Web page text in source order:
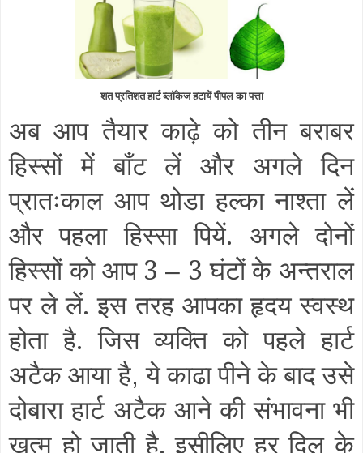
शत प्रतिशत हार्ट ब्लॉकेज हटायें पीपल का पत्ता
अब आप तैयार काढ़े को तीन बराबर
हिस्सों में बाँट लें और अगले दिन
प्रातःकाल आप थोडा हल्का नाश्ता लें
और पहला हिस्सा पियें. अगले दोनों
हिस्सों को आप 3 – 3 घंटों के अन्तराल
पर ले लें. इस तरह आपका हृदय स्वस्थ
होता है. जिस व्यक्ति को पहले हार्ट
अटैक आया है,ये काढा पीने के बाद उसे
दोबारा हार्ट अटैक आने की संभावना भी
खत्म हो जाती है. इसीलिए हर दिल के